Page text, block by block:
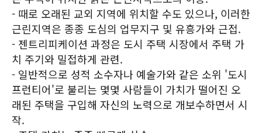
- 때로 오래된 교외 지역에 위치할 수도 있으나, 이러한
근린지역은 종종 도심의 업무지구 및 유흥가와 근접.
- 젠트리피케이션 과정은 도시 주택 시장에서 주택 가
치 주기와 밀접하게 관련.
- 일반적으로 성적 소수자나 예술가와 같은 소위 '도시
프런티어'로 불리는 몇몇 사람들이 가치가 떨어진 오
래된 주택을 구입해 자신의 노력으로 개보수하면서 시
작.